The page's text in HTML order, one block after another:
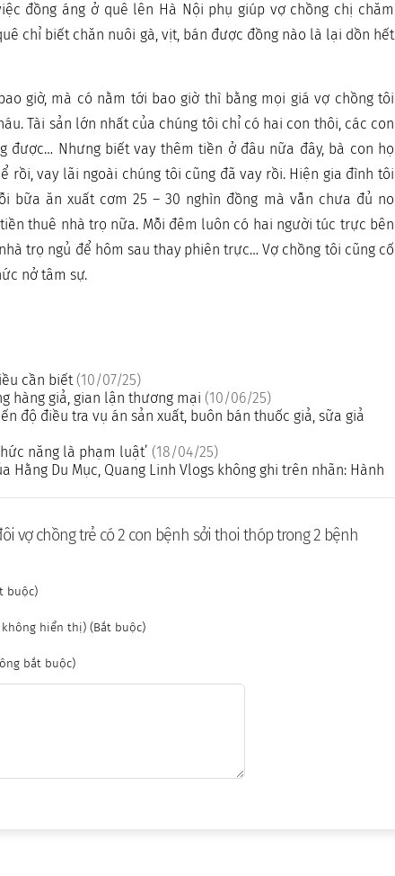
đồng áng ở quê lên Hà Nội phụ giúp vợ chồng chị chăm
chỉ biết chăn nuôi gà, vịt, bán được đồng nào là lại dồn hết
giờ, mà có nằm tới bao giờ thì bằng mọi giá vợ chồng tôi
Tài sản lớn nhất của chúng tôi chỉ có hai con thôi, các con
được… Nhưng biết vay thêm tiền ở đâu nữa đây, bà con họ
rồi, vay lãi ngoài chúng tôi cũng đã vay rồi. Hiện gia đình tôi
bữa ăn xuất cơm 25 – 30 nghìn đồng mà vẫn chưa đủ no
thuê nhà trọ nữa. Mỗi đêm luôn có hai người túc trực bên
trọ ngủ để hôm sau thay phiên trực… Vợ chồng tôi cũng cố
nở tâm sự.
cần biết (10/07/25)
hàng giả, gian lận thương mại (10/06/25)
độ điều tra vụ án sản xuất, buôn bán thuốc giả, sữa giả
năng là phạm luật’ (18/04/25)
Hằng Du Mục, Quang Linh Vlogs không ghi trên nhãn: Hành
vợ chồng trẻ có 2 con bệnh sởi thoi thóp trong 2 bệnh
buộc)
không hiển thị) (Bắt buộc)
bắt buộc)